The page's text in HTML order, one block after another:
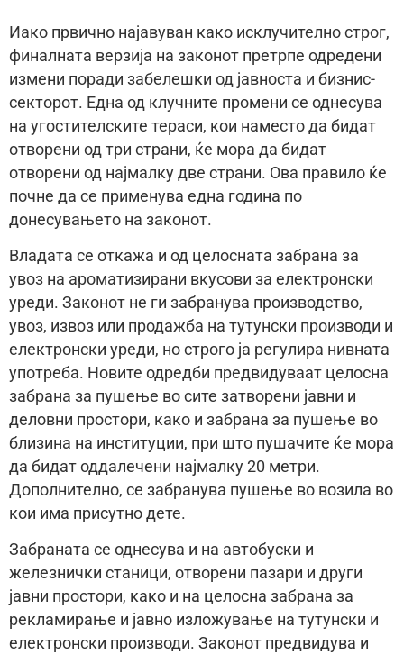
Иако првично најавуван како исклучително строг,
финалната верзија на законот претрпе одредени
измени поради забелешки од јавноста и бизнис-
секторот. Една од клучните промени се однесува
на угостителските тераси, кои наместо да бидат
отворени од три страни, ќе мора да бидат
отворени од најмалку две страни. Ова правило ќе
почне да се применува една година по
донесувањето на законот.
Владата се откажа и од целосната забрана за
увоз на ароматизирани вкусови за електронски
уреди. Законот не ги забранува производство,
увоз, извоз или продажба на тутунски производи и
електронски уреди, но строго ја регулира нивната
употреба. Новите одредби предвидуваат целосна
забрана за пушење во сите затворени јавни и
деловни простори, како и забрана за пушење во
близина на институции, при што пушачите ќе мора
да бидат оддалечени најмалку 20 метри.
Дополнително, се забранува пушење во возила во
кои има присутно дете.
Забраната се однесува и на автобуски и
железнички станици, отворени пазари и други
јавни простори, како и на целосна забрана за
рекламирање и јавно изложување на тутунски и
електронски производи. Законот предвидува и